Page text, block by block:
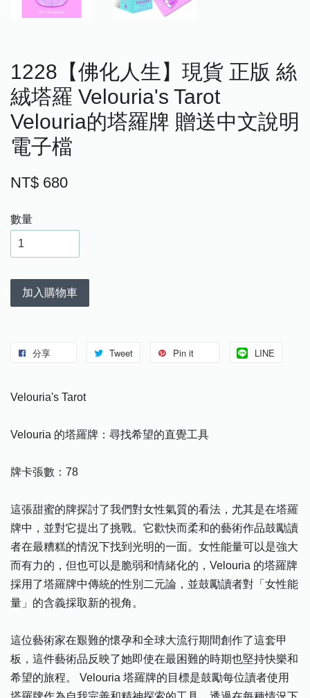
1228【佛化人生】現貨 正版 絲
絨塔羅 Velouria's Tarot
Velouria的塔羅牌 贈送中文說明
電子檔
NT$ 680
數量
加入購物車
分享 Tweet Pin it LINE
Velouria's Tarot
Velouria 的塔羅牌：尋找希望的直覺工具
牌卡張數：78
這張甜蜜的牌探討了我們對女性氣質的看法，尤其是在塔羅
牌中，並對它提出了挑戰。它歡快而柔和的藝術作品鼓勵讀
者在最糟糕的情況下找到光明的一面。女性能量可以是強大
而有力的，但也可以是脆弱和情緒化的，Velouria 的塔羅牌
採用了塔羅牌中傳統的性別二元論，並鼓勵讀者對「女性能
量」的含義採取新的視角。
這位藝術家在艱難的懷孕和全球大流行期間創作了這套甲
板，這件藝術品反映了她即使在最困難的時期也堅持快樂和
希望的旅程。 Velouria 塔羅牌的目標是鼓勵每位讀者使用